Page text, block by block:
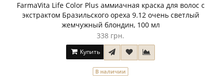
FarmaVita Life Color Plus аммиачная краска для волос с
экстрактом Бразильского ореха 9.12 очень светлый
жемчужный блондин, 100 мл
338 грн.
Купить
В наличии